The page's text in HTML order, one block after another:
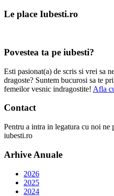
Le place Iubesti.ro
Povestea ta pe iubesti?
Esti pasionat(a) de scris si vrei sa
dragoste? Suntem bucurosi sa te
femeilor vesnic indragostite! Afla
Contact
Pentru a intra in legatura cu noi
iubesti.ro
Arhive Anuale
2026
2025
2024